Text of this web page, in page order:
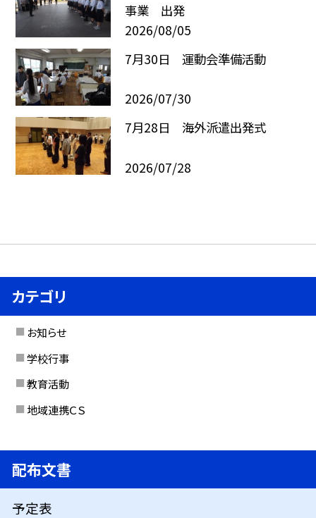
事業 出発
2026/08/05
7月30日 運動会準備活動
2026/07/30
7月28日 海外派遣出発式
2026/07/28
カテゴリ
お知らせ
学校行事
教育活動
地域連携ＣＳ
配布文書
予定表